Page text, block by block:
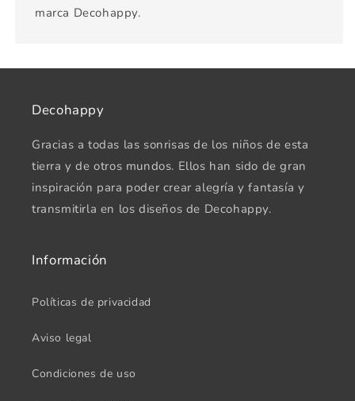
marca Decohappy.
Decohappy
Gracias a todas las sonrisas de los niños de esta
tierra y de otros mundos. Ellos han sido de gran
inspiración para poder crear alegría y fantasía y
transmitirla en los diseños de Decohappy.
Información
Políticas de privacidad
Aviso legal
Condiciones de uso